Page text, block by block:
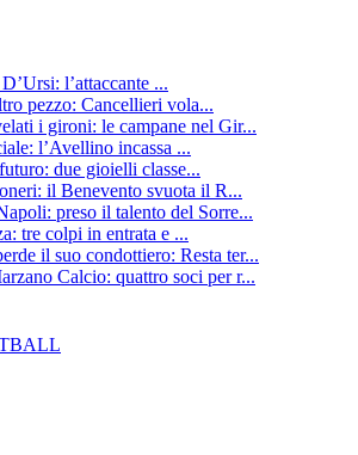
l’attaccante ...
pezzo: Cancellieri vola...
i gironi: le campane nel Gir...
l’Avellino incassa ...
due gioielli classe...
il Benevento svuota il R...
preso il talento del Sorre...
tre colpi in entrata e ...
il suo condottiero: Resta ter...
Calcio: quattro soci per r...